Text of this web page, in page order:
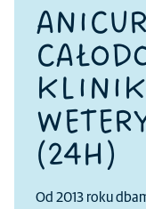
(24H)
Od 2013 roku